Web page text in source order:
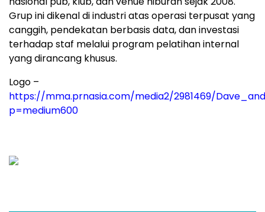
Grup ini dikenal di industri atas operasi terpusat yang
canggih, pendekatan berbasis data, dan investasi
terhadap staf melalui program pelatihan internal
yang dirancang khusus.
Logo –
https://mma.prnasia.com/media2/2981469/
p=medium600